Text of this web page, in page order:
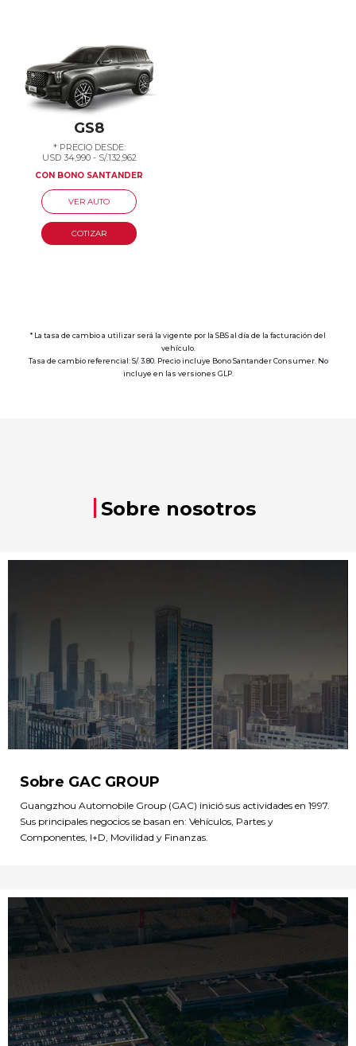
GS8
* PRECIO DESDE:
USD 34,990 - S/.132,962
CON BONO SANTANDER
VER AUTO
COTIZAR
* La tasa de cambio a utilizar será la vigente por la SBS al día de la facturación del
vehículo.
Tasa de cambio referencial: S/. 3.80. Precio incluye Bono Santander Consumer. No
incluye en las versiones GLP.
Sobre nosotros
Sobre GAC GROUP
Guangzhou Automobile Group (GAC) inició sus actividades en 1997.
Sus principales negocios se basan en: Vehículos, Partes y
Componentes, I+D, Movilidad y Finanzas.